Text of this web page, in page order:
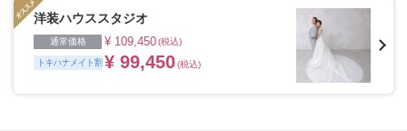
洋装ハウススタジオ
通常価格 ¥ 109,450(税込)
トキハナメイト割 ¥ 99,450(税込)